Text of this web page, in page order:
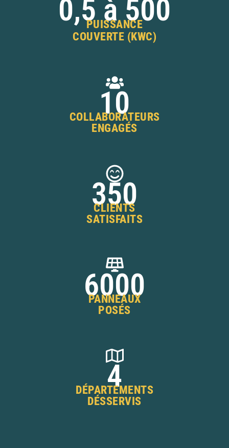
0,5 à 500
PUISSANCE
COUVERTE (KWC)
10
COLLABORATEURS
ENGAGÉS
350
CLIENTS
SATISFAITS
6000
PANNEAUX
POSÉS
4
DÉPARTEMENTS
DÉSSERVIS